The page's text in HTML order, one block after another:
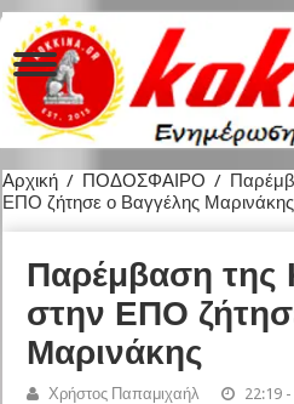
Αρχική / ΠΟΔΟΣΦΑΙΡΟ /
ΕΠΟ ζήτησε ο Βαγγέλης Μαρινάκης
Παρέμβαση της
στην ΕΠΟ
Μαρινάκης
Χρήστος Παπαμιχαήλ 22:19